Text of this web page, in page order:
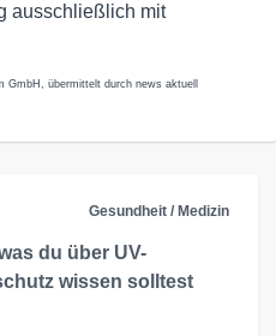
ausschließlich mit
GmbH, übermittelt durch news aktuell
Gesundheit / Medizin
du über UV-
wissen solltest